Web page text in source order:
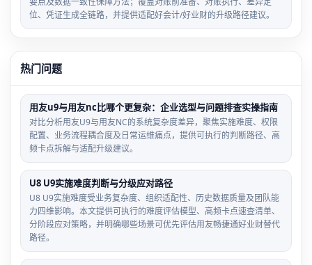
位、凭证生成全链路，并提供适配好会计/好业财的升级路径建议。
热门问题
用友u9与用友nc比哪个更复杂：企业选型与问题排查实操指南
对比分析用友U9与用友NC的系统复杂度差异，聚焦实施难度、权限
配置、业务流程耦合度及日常运维痛点，提供可执行的判断路径、高
频卡点拆解与适配升级建议。
U8 U9实施难度判断与分级应对路径
U8 U9实施难度受业务复杂度、组织适配性、历史数据质量及团队能
力四维影响。本文提供可执行的难度评估模型、高频卡点速查清单、
分阶段应对策略，并明确哪些场景可优先评估用友畅捷通好业财替代
路径。